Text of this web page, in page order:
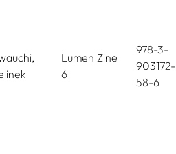
Lumen Zine
6
978-3-
903172-
58-6